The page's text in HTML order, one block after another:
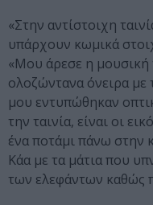
«Στην αντίστοιχη
υπάρχουν κωμικά
«Μου άρεσε η μουσική
ολοζώντανα όνειρα με
μου εντυπώθηκαν
την ταινία, είναι οι
ένα ποτάμι πάνω στην
Κάα με τα μάτια που
των ελεφάντων καθώς